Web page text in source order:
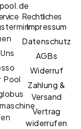
Pool
Rechtliches
Impressum
Datenschutz
AGBs
Widerruf
Zahlung &
Versand
Vertrag
widerrufen